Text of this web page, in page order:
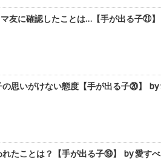
友に確認したことは…【手が出る子㉑
思いがけない態度【手が出る子⑳】 by
たことは？【手が出る子⑲】 by 愛す